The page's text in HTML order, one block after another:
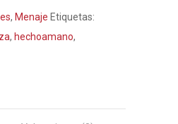
, Menaje Etiquetas:
, hechoamano,